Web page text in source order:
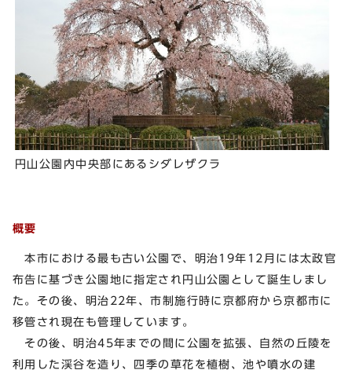
円山公園内中央部にあるシダレザクラ
概要
本市における最も古い公園で、明治19年12月には太政官
布告に基づき公園地に指定され円山公園として誕生しまし
た。その後、明治22年、市制施行時に京都府から京都市に
移管され現在も管理しています。
その後、明治45年までの間に公園を拡張、自然の丘陵を
利用した渓谷を造り、四季の草花を植樹、池や噴水の建